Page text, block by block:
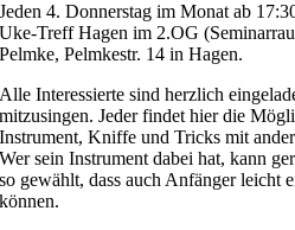
Jeden 4. Donnerstag im Monat ab
Uke-Treff Hagen im 2.OG
Pelmke, Pelmkestr. 14 in Hagen.
Alle Interessierte sind herzlich
mitzusingen. Jeder findet hier die
Instrument, Kniffe und Tricks mit
Wer sein Instrument dabei hat, kann
so gewählt, dass auch Anfänger leicht
können.